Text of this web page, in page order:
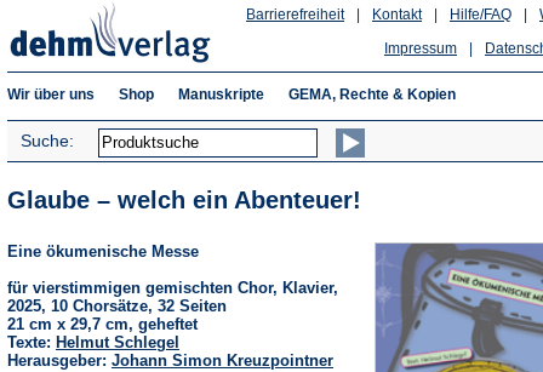
Hilfe/FAQ
Kontakt
Barrierefreiheit
Impressum
Wir über uns Shop Manuskripte GEMA, Rechte & Kopien
Suche:
Glaube – welch ein Abenteuer!
Eine ökumenische Messe
für vierstimmigen gemischten Chor, Klavier,
2025, 10 Chorsätze, 32 Seiten
21 cm x 29,7 cm, geheftet
Texte: Helmut Schlegel
Herausgeber: Johann Simon Kreuzpointner